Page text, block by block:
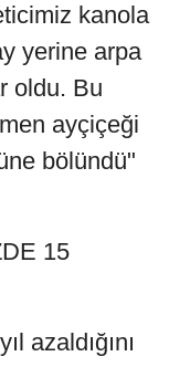
kanola
yerine arpa
oldu. Bu
ayçiçeği
bölündü"
15
azaldığını